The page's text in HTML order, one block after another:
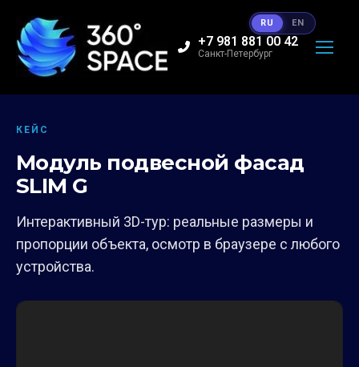
+7 981 881 00 42
Санкт-Петербург
КЕЙС
Модуль подвесной фасад
SLIM G
Интерактивный 3D-тур: реальные размеры и
пропорции объекта, осмотр в браузере с любого
устройства.
RU EN